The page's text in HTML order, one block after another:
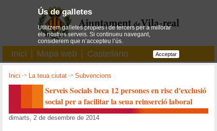
Inici Mapa web Castellano
Inici -> La teua ciutat ->Subvencions
Serveis Socials beca 12 persones en risc d'exclusió
social per a facilitar la seua reinserció laboral
dimarts, 2 de desembre de 2014
Ús de galletes
Utilitzem galletes pròpies i de tercers per a millorar
els nostres serveis. Si continueu navegant,
considerem que n’accepteu l’ús.
Acceptar